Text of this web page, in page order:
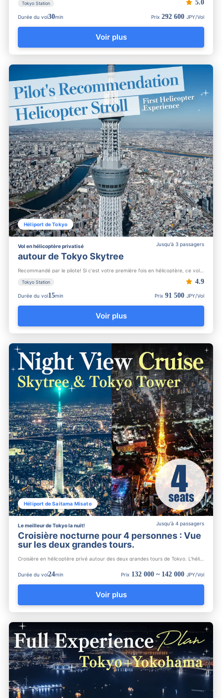
Tokyo Station 5.0
Durée du vol30min Prix 292 600 JPY/Vol
Voir plus
Héliport de Tokyo
Jusqu'à 3 passagers
Vol en hélicoptère privatisé
autour de Tokyo Skytree
Tokyo Station 4.9
Durée du vol15min Prix 91 500 JPY/Vol
Voir plus
Héliport de Saitama Misato
Jusqu'à 4 passagers
Le meilleur de Tokyo la nuit!
Croisière nocturne pour 4 personnes : Vue
sur les deux grandes tours.
Durée du vol24min Prix 132 000 ~ 142 000 JPY/Vol
Voir plus